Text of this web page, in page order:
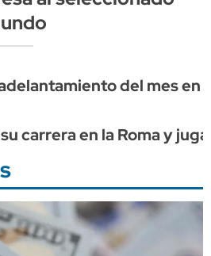
del mes en
carrera en la Roma y